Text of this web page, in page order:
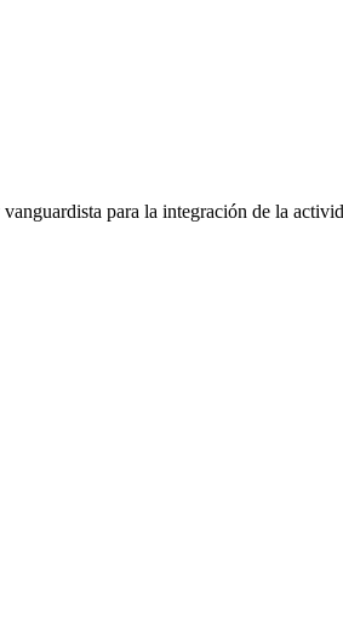
para la integración de la